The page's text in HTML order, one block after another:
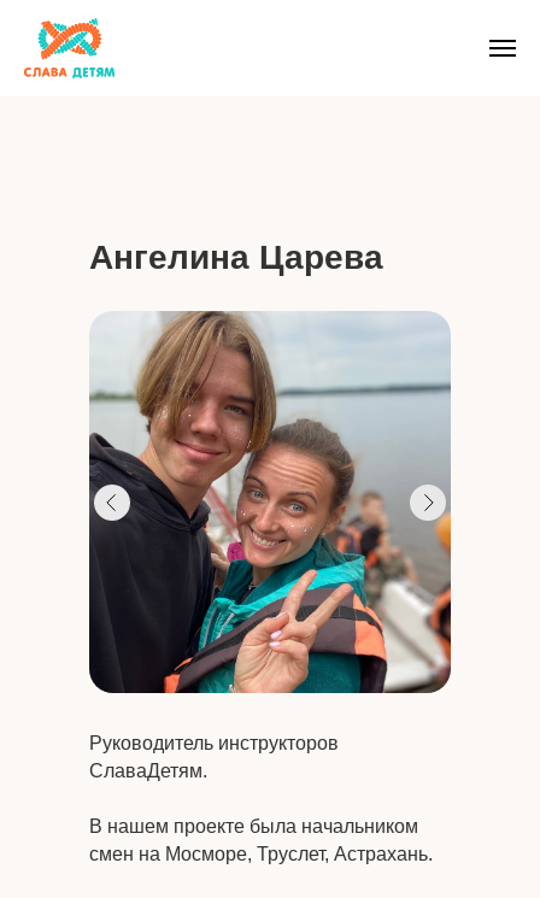
Руководитель инструкторов
СлаваДетям.
В нашем проекте была начальником
смен на Мосморе, Труслет, Астрахань.
Ангелина Царева